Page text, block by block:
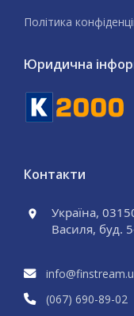
Політика
Юридична
Контакти
Україна,
Василя, буд.
(067) 690-89-02